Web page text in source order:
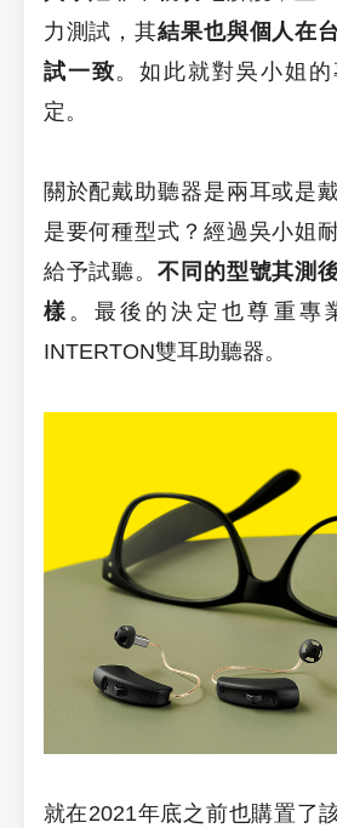
力測試，其結果也與個人在
試一致。如此就對吳小姐
定。
關於配戴助聽器是兩耳或是
是要何種型式？經過吳小姐
給予試聽。不同的型號其測
樣 。最後的決定也尊重專
INTERTON雙耳助聽器。
就在2021年底之前也購置了